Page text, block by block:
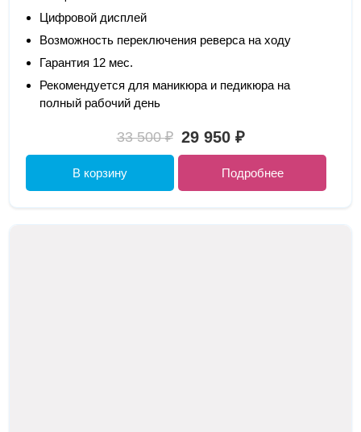
Цифровой дисплей
Возможность переключения реверса на ходу
Гарантия 12 мес.
Рекомендуется для маникюра и педикюра на
полный рабочий день
33 500 ₽ 29 950 ₽
В корзину Подробнее